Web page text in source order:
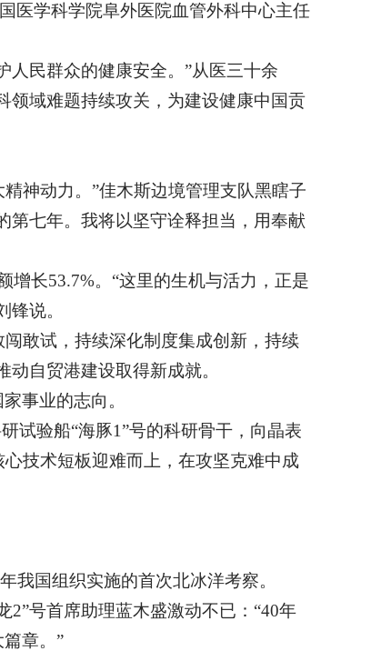
医学科学院阜外医院血管外科中心主任
人民群众的健康安全。”从医三十余
领域难题持续攻关，为建设健康中国贡
神动力。”佳木斯边境管理支队黑瞎子
第七年。我将以坚守诠释担当，用奉献
增长53.7%。“这里的生机与活力，正是
说。
敢试，持续深化制度集成创新，持续
自贸港建设取得新成就。
事业的志向。
试验船“海豚1”号的科研骨干，向晶表
技术短板迎难而上，在攻坚克难中成
我国组织实施的首次北冰洋考察。
号首席助理蓝木盛激动不已：“40年
章。”